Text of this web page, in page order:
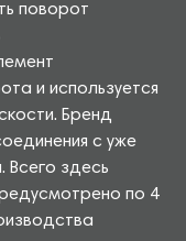
поворот
и используется
Бренд
с уже
Всего здесь
по 4